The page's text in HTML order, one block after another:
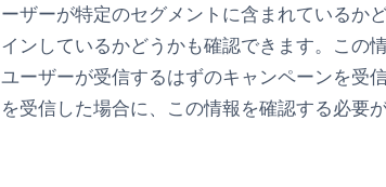
ーザーが特定のセグメントに含まれているか
インしているかどうかも確認できます。この
ユーザーが受信するはずのキャンペーンを受
を受信した場合に、この情報を確認する必要が